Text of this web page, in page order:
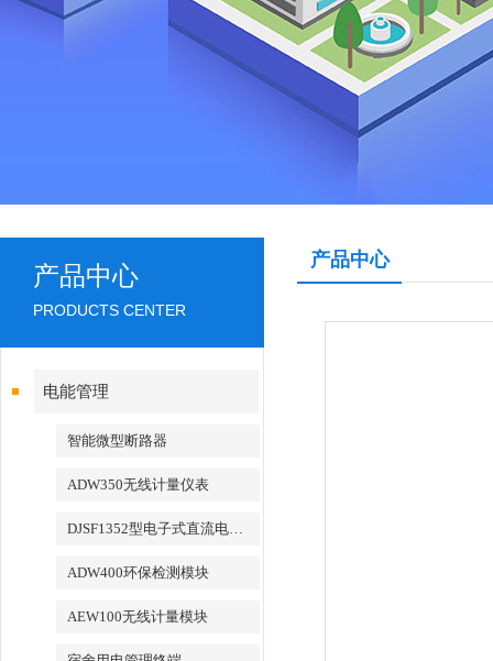
产品中心
PRODUCTS CENTER
电能管理
智能微型断路器
ADW350无线计量仪表
DJSF1352型电子式直流电能表
ADW400环保检测模块
AEW100无线计量模块
产品中心